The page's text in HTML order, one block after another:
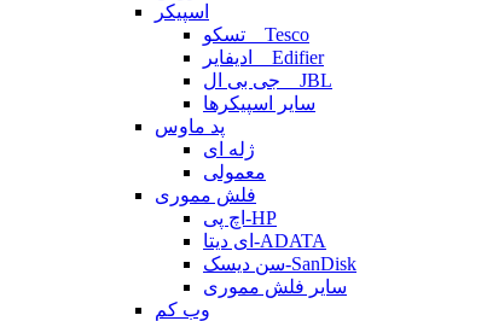
اسپیکر
تسکو _ Tesco
ادیفایر _ Edifier
جی بی ال _ JBL
سایر اسپیکرها
پد ماوس
ژله ای
معمولی
فلش مموری
اچ پی-HP
ای دیتا-ADATA
سن دیسک-SanDisk
سایر فلش مموری
وب کم